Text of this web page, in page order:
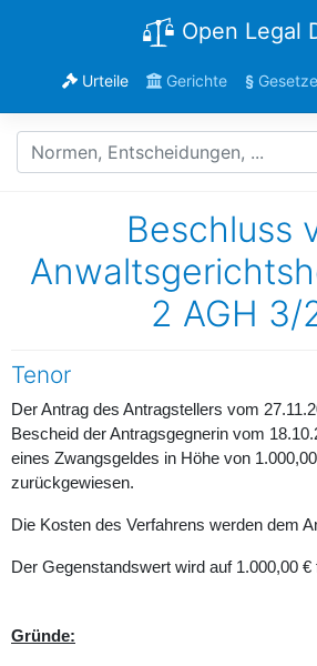
Open Legal
Urteile Gerichte §Gesetze
Beschluss
2 AGH 3/
Tenor
Der Antrag des Antragstellers vom
Bescheid der Antragsgegnerin vom
eines Zwangsgeldes in Höhe von
zurückgewiesen.
Die Kosten des Verfahrens werden dem
Der Gegenstandswert wird auf 1.000,00 €
Gründe: